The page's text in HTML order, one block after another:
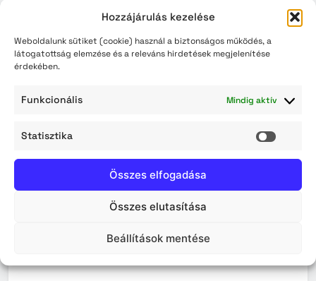
Hozzájárulás kezelése
Weboldalunk sütiket (cookie) használ a biztonságos működés, a
látogatottság elemzése és a releváns hirdetések megjelenítése
érdekében.
Funkcionális Mindig aktív
Statisztika
Összes elfogadása
Összes elutasítása
Beállítások mentése
Szolnok Megyei Jogú Város Önkormányzata
Közgyűlésének a közüzemi víz-és
csatornaszolgáltatási díj megállapításáról szóló
Szolnok Megyei Jogú Város Közgyűlésének a
kommunális célú távhő- és melegvíz
szolgáltatásról szóló 41/2005. (X. 28.)